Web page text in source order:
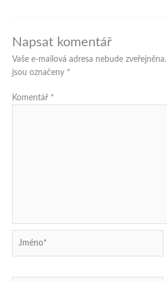
Napsat komentář
Vaše e-mailová adresa nebude zveřejněna.
jsou označeny *
Komentář *